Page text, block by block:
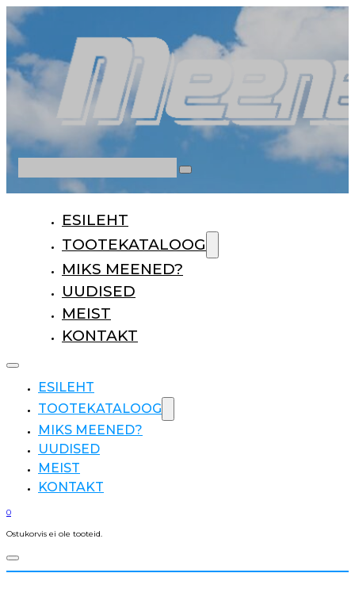
ESILEHT
TOOTEKATALOOG
MIKS MEENED?
UUDISED
MEIST
KONTAKT
ESILEHT
TOOTEKATALOOG
MIKS MEENED?
UUDISED
MEIST
KONTAKT
0
Ostukorvis ei ole tooteid.